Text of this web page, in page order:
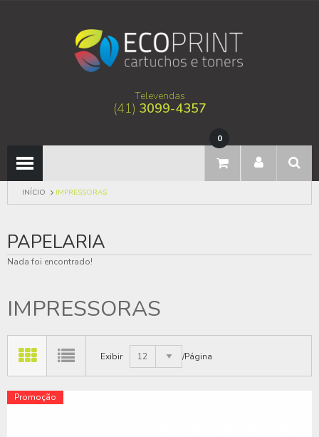
Televendas
(41) 3099-4357
0
INÍCIO IMPRESSORAS
PAPELARIA
Nada foi encontrado!
IMPRESSORAS
Exibir 12 /Página
Promoção